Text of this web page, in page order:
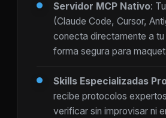
Servidor MCP Nativo:
(Claude Code, Cursor,
conecta directamente a tu
forma segura para
Skills Especializadas
recibe protocolos
verificar sin improvisar ni